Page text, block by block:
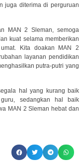
juga diterima di perguruan
MAN 2 Sleman, semoga
kuat selama memberikan
Kita doakan MAN 2
layanan pendidikan
putra-putri yang
hal yang kurang baik
sedangkan hal baik
MAN 2 Sleman hebat dan